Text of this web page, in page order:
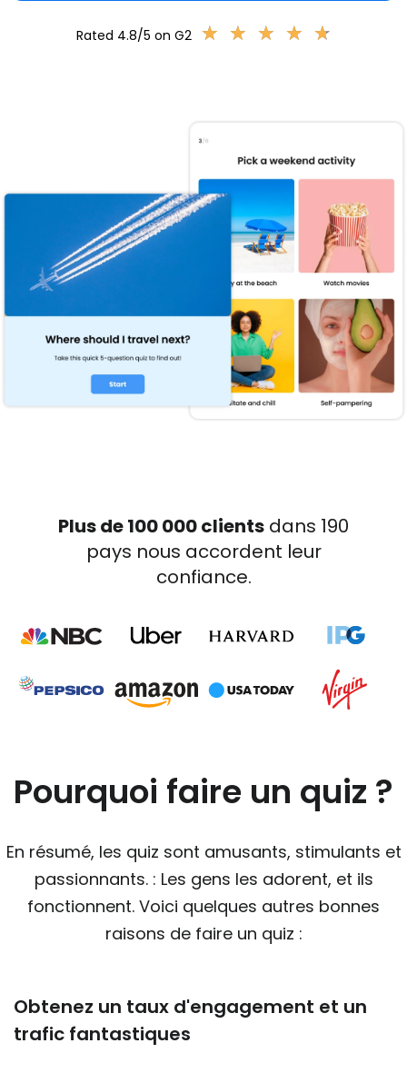
Rated 4.8/5 on G2 ★ ★ ★ ★ ★
★ ★ ★ ★ ★
Plus de 100 000 clients dans 190
pays nous accordent leur
confiance.
Pourquoi faire un quiz ?
En résumé, les quiz sont amusants, stimulants et
passionnants. : Les gens les adorent, et ils
fonctionnent. Voici quelques autres bonnes
raisons de faire un quiz :
Obtenez un taux d'engagement et un
trafic fantastiques